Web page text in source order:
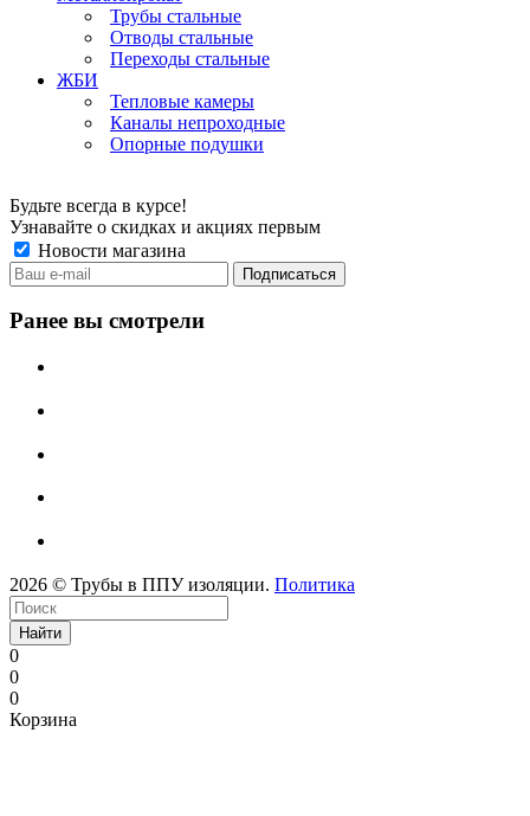
Трубы стальные
Отводы стальные
Переходы стальные
ЖБИ
Тепловые камеры
Каналы непроходные
Опорные подушки
Будьте всегда в курсе!
Узнавайте о скидках и акциях первым
Новости магазина
Ранее вы смотрели
2026 © Трубы в ППУ изоляции. Политика
Найти
0
0
0
Корзина